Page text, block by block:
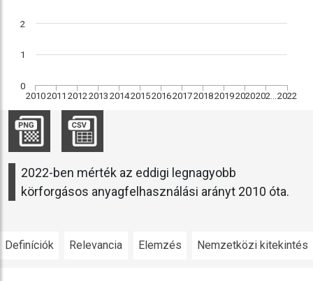
0
1
2
20102011 20122013 2014201520162017201820192020 2021+2022
2022-ben mérték az eddigi legnagyobb
körforgásos anyagfelhasználási arányt 2010 óta.
Definíciók Relevancia Elemzés Nemzetközi kitekintés